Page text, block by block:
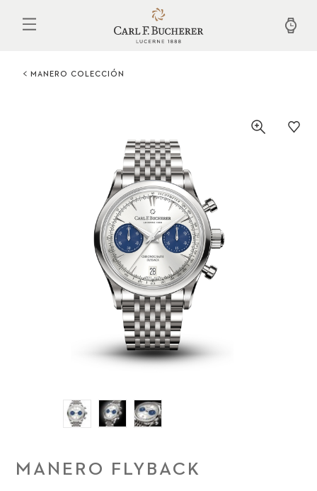
contenido
MANERO COLECCIÓN
MANERO FLYBACK